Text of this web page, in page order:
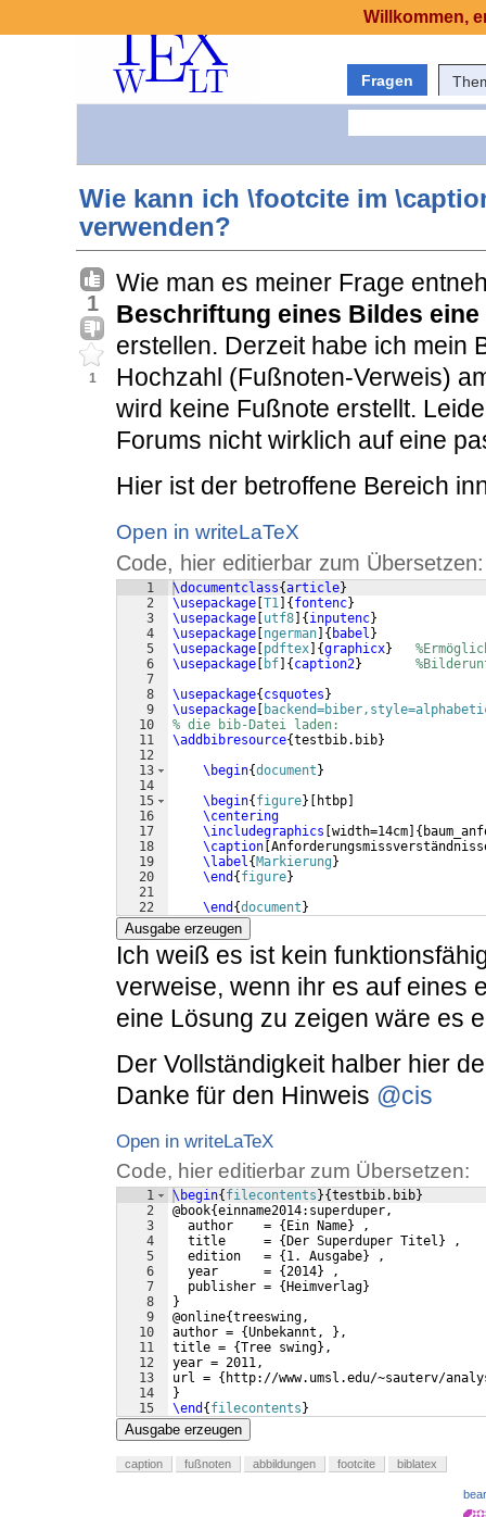
Fragen
Wie kann ich \footcite im
verwenden?
1
1
Wie man es meiner Frage
Beschriftung eines Bildes
erstellen. Derzeit habe ich mein
Hochzahl (Fußnoten-Verweis)
wird keine Fußnote erstellt.
Forums nicht wirklich auf eine
Hier ist der betroffene Bereich
Open in writeLaTeX
Code, hier editierbar zum Übersetzen:
1
2
3
4
5
6
7
8
9
10
11
12
13
14
15
16
17
18
19
20
21
22
\documentclass{article}
\usepackage T1 { fontenc}
\usepackage utf8 { inputenc}
\usepackage ngerman { babel }
\usepackage pdftex {graphicx}
\usepackage
bf { caption2}
\usepackage{ csquotes }
\usepackage
% die bib-Datei laden:
\addbibresource{testbib.bib}
\begin{document }
\begin{ figure} htbp
\centering
\includegraphics width=14cm {
\caption
\label{ Markierung }
\end { figure}
\end {document }
Ausgabe erzeugen
Ich weiß es ist kein
verweise, wenn ihr es auf eines
eine Lösung zu zeigen wäre es
Der Vollständigkeit halber hier
Danke für den Hinweis @cis
Open in writeLaTeX
Code, hier editierbar zum Übersetzen:
1
2
3
4
5
6
7
8
9
10
11
12
13
14
15
\begin{ filecontents }{testbib.bib}
@book{einname2014:superduper,
  author    =
{ Ein Name} ,
  title     =
{ Der Superduper Titel } ,
  edition   =
{ 1. Ausgabe} ,
  year      =
{2014} ,
  publisher =
{ Heimverlag}
}
@online{treeswing,
author = {Unbekannt, } ,
title = {Tree swing} ,
year = 2011,
url = { http://www.umsl.edu/~sauterv/
}
\end { filecontents }
Ausgabe erzeugen
caption fußnoten abbildungen footcite biblatex
Willkommen,